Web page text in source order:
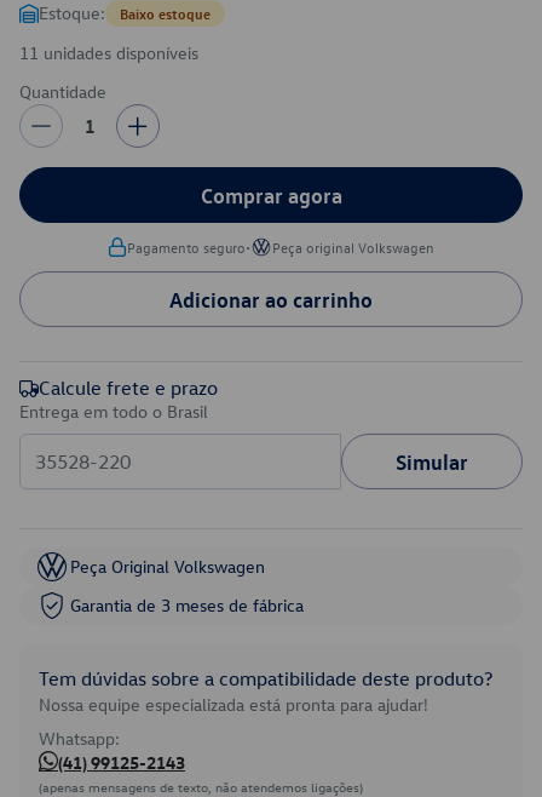
Estoque: Baixo estoque
11 unidades disponíveis
Quantidade
1
Comprar agora
Pagamento seguro• Peça original Volkswagen
Adicionar ao carrinho
Calcule frete e prazo
Entrega em todo o Brasil
Simular
Peça Original Volkswagen
Garantia de 3 meses de fábrica
Tem dúvidas sobre a compatibilidade deste produto?
Nossa equipe especializada está pronta para ajudar!
Whatsapp:
(41) 99125-2143
(apenas mensagens de texto, não atendemos ligações)